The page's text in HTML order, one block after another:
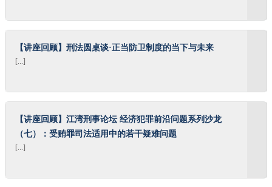
【讲座回顾】刑法圆桌谈·正当防卫制度的当下与未来
[...]
【讲座回顾】江湾刑事论坛 经济犯罪前沿问题系列沙龙
（七）：受贿罪司法适用中的若干疑难问题
[...]